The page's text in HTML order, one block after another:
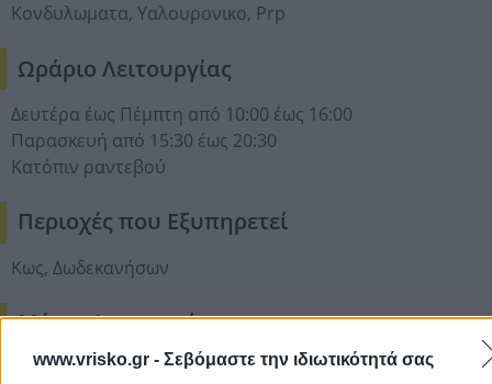
www.vrisko.gr - Σεβόμαστε την ιδιωτικότητά σας
Κονδυλωματα, Υαλουρονικο, Prp
Ωράριο Λειτουργίας
Δευτέρα έως Πέμπτη από 10:00 έως 16:00
Παρασκευή από 15:30 έως 20:30
Κατόπιν ραντεβού
Περιοχές που Εξυπηρετεί
Κως, Δωδεκανήσων
Μήνες Λειτουργίας
Ιανουάριος